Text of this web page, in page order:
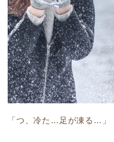
「つ、冷た…足が凍る…」